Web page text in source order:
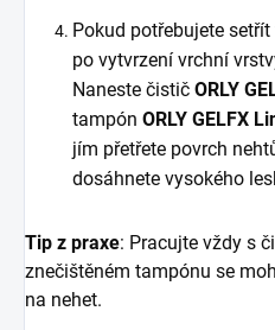
Pokud potřebujete
po vytvrzení vrchní
Naneste čistič ORLY
tampón ORLY GELFX
jím přetřete povrch
dosáhnete vysokého
Tip z praxe: Pracujte vždy s
znečištěném tampónu se
na nehet.